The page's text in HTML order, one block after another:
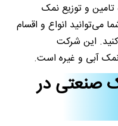
و توزیع نمک
می‌توانید انواع و اقسام
این شرکت
آبی و غیره است.
صنعتی در